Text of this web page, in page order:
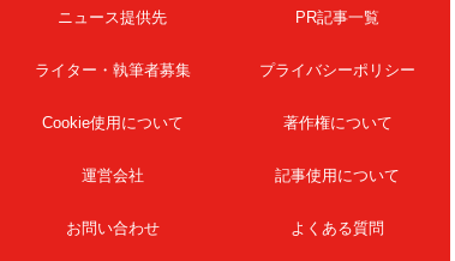
ニュース提供先 PR記事一覧
ライター・執筆者募集 プライバシーポリシー
Cookie使用について 著作権について
運営会社 記事使用について
お問い合わせ よくある質問